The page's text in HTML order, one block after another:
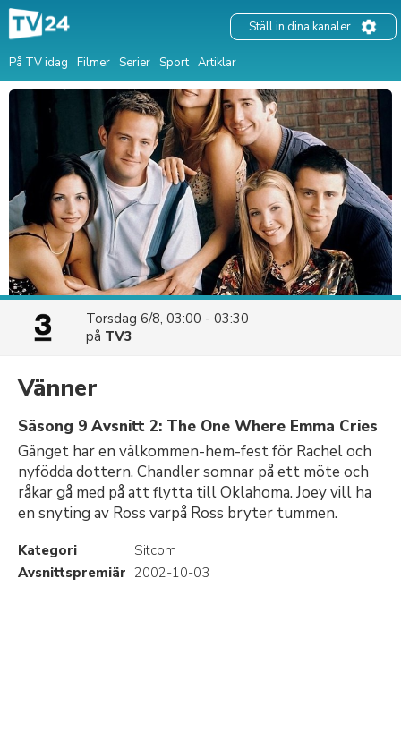
På TV idag Filmer Serier Sport Artiklar
Ställ in dina kanaler
Torsdag 6/8, 03:00 - 03:30
på TV3
Vänner
Säsong 9 Avsnitt 2: The One Where Emma Cries
Gänget har en välkommen-hem-fest för Rachel och
nyfödda dottern. Chandler somnar på ett möte och
råkar gå med på att flytta till Oklahoma. Joey vill ha
en snyting av Ross varpå Ross bryter tummen.
Kategori
Sitcom
Avsnittspremiär 2002-10-03